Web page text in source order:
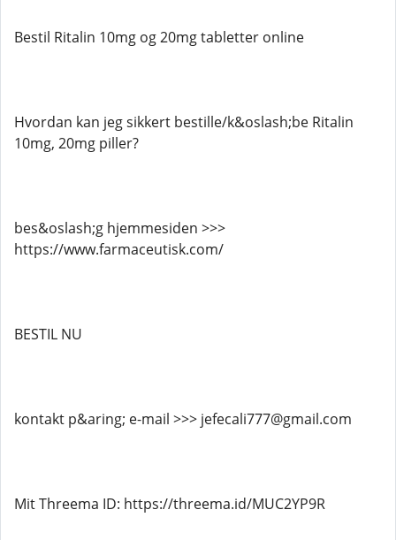
Bestil Ritalin 10mg og 20mg tabletter online
Hvordan kan jeg sikkert bestille/k&oslash;be Ritalin
10mg, 20mg piller?
bes&oslash;g hjemmesiden >>>
https://www.farmaceutisk.com/
BESTIL NU
kontakt p&aring; e-mail >>> jefecali777@gmail.com
Mit Threema ID: https://threema.id/MUC2YP9R